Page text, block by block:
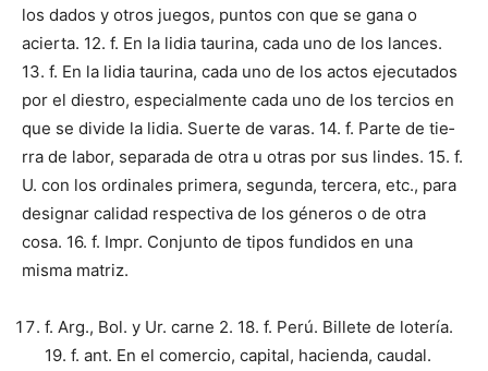
los dados y otros juegos, puntos con que se gana o
acierta. 12. f. En la lidia taurina, cada uno de los lances.
13. f. En la lidia taurina, cada uno de los actos ejecutados
por el diestro, especialmente cada uno de los tercios en
que se divide la lidia. Suerte de varas. 14. f. Parte de tie­
rra de labor, separada de otra u otras por sus lindes. 15. f.
U. con los ordinales pri­mera, segunda, tercera, etc., para
designar calidad respectiva de los géneros o de otra
cosa. 16. f. Impr. Conjunto de tipos fundidos en una
misma matriz.
f. Arg., Bol. y Ur. carne 2. 18. f. Perú. Billete de lotería.
19. f. ant. En el comercio, capital, hacienda, caudal.